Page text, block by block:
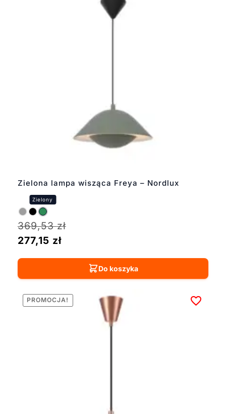
Zielona lampa wisząca Freya – Nordlux
369,53zł
277,15 zł
Do koszyka
PROMOCJA!